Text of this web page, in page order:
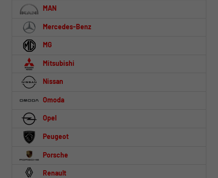
MAN
Mercedes-Benz
MG
Mitsubishi
Nissan
Omoda
Opel
Peugeot
Porsche
Renault